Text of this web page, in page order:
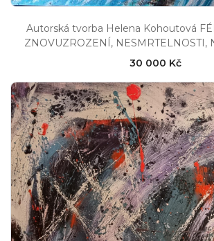
Autorská tvorba Helena Kohoutová
ZNOVUZROZENÍ, NESMRTELNOSTI,
30 000 Kč